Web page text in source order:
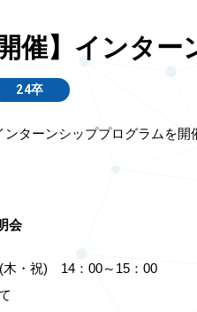
開催】インタ
24卒
ンターンシッププログラムを開
会
木・祝) 14：00～15：00